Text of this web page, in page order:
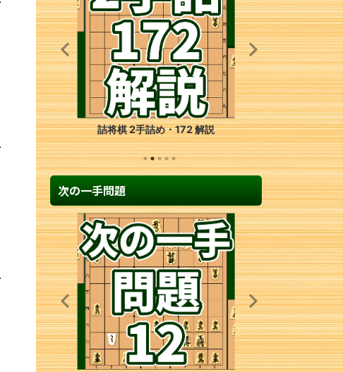
詰将棋 2手詰め・172 解説 詰将
次の一手問題